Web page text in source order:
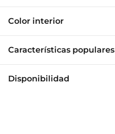
Color interior
Características populares
Disponibilidad